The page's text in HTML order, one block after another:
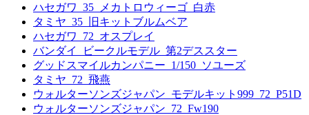
ハセガワ_35_メカトロウィーゴ_白赤
タミヤ_35_旧キットブルムベア
ハセガワ_72_オスプレイ
バンダイ_ビークルモデル_第2デススター
グッドスマイルカンパニー_1/150_ソユーズ
タミヤ_72_飛燕
ウォルターソンズジャパン_モデルキット999_72_P51D
ウォルターソンズジャパン_72_Fw190